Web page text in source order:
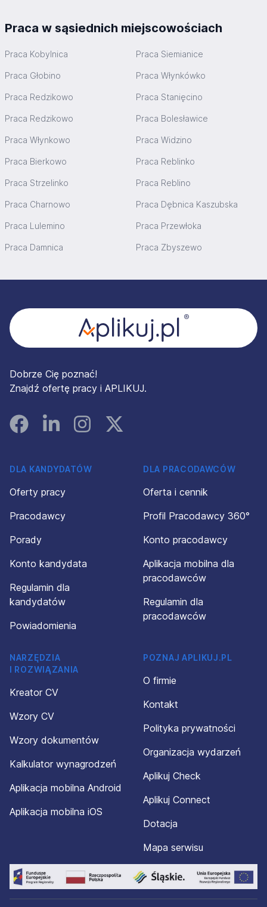
Praca w sąsiednich miejscowościach
Praca Kobylnica Praca Siemianice
Praca Głobino Praca Włynkówko
Praca Redzikowo Praca Stanięcino
Praca Redzikowo Praca Bolesławice
Praca Włynkowo Praca Widzino
Praca Bierkowo Praca Reblinko
Praca Strzelinko Praca Reblino
Praca Charnowo Praca Dębnica Kaszubska
Praca Lulemino Praca Przewłoka
Praca Damnica Praca Zbyszewo
Dobrze Cię poznać!
Znajdź ofertę pracy i APLIKUJ.
FacebookLinked InInstagramInstagram
DLA KANDYDATÓW
Oferty pracy
Pracodawcy
Porady
Konto kandydata
Regulamin dla
kandydatów
Powiadomienia
DLA PRACODAWCÓW
Oferta i cennik
Profil Pracodawcy 360°
Konto pracodawcy
Aplikacja mobilna dla
pracodawców
Regulamin dla
pracodawców
NARZĘDZIA
I ROZWIĄZANIA
Kreator CV
Wzory CV
Wzory dokumentów
Kalkulator wynagrodzeń
Aplikacja mobilna Android
Aplikacja mobilna iOS
POZNAJ APLIKUJ.PL
O firmie
Kontakt
Polityka prywatności
Organizacja wydarzeń
Aplikuj Check
Aplikuj Connect
Dotacja
Mapa serwisu